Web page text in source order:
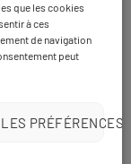
que les cookies
à ces
de navigation
peut
PRÉFÉRENCES
98pour